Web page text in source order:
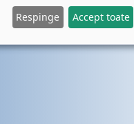
Respinge Accept toate